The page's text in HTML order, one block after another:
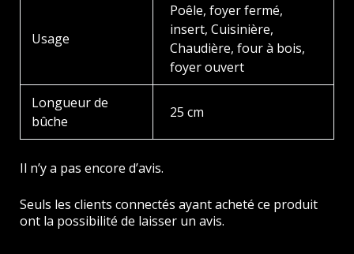
Usage
Poêle, foyer fermé,
insert, Cuisinière,
Chaudière, four à bois,
foyer ouvert
Longueur de
bûche
25 cm
Il n’y a pas encore d’avis.
Seuls les clients connectés ayant acheté ce produit
ont la possibilité de laisser un avis.